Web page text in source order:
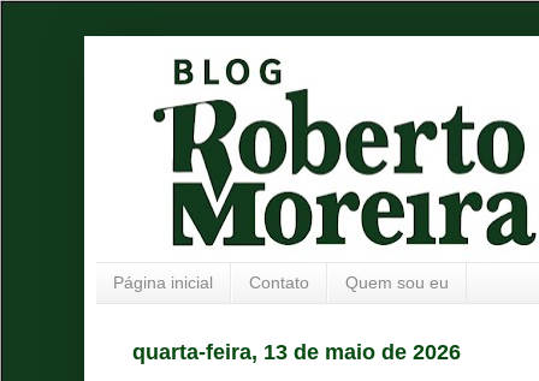
Página inicial Contato Quem sou eu
quarta-feira, 13 de maio de 2026